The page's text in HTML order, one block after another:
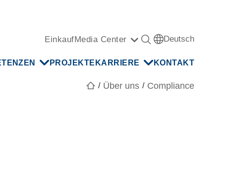
PROJEKTE KARRIERE KONTAKT
EinkaufMedia Center Deutsch
/ Über uns / Compliance